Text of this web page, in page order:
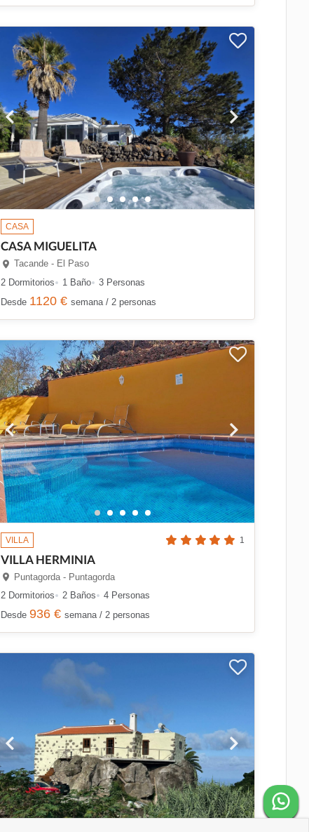
CASA
CASA MIGUELITA
Tacande - El Paso
2 Dormitorios
1 Baño
3 Personas
Desde 1120 € semana / 2 personas
VILLA 1
VILLA HERMINIA
Puntagorda - Puntagorda
2 Dormitorios
2 Baños
4 Personas
Desde 936 € semana / 2 personas